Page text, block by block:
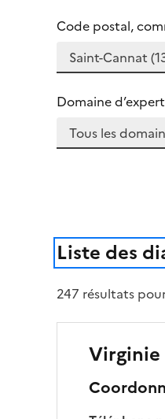
Code postal,
Domaine
Liste des
247 résultats
Virginie